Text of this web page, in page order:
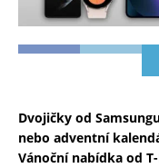
Dvojičky od
nebo adventní
Vánoční nabídka od